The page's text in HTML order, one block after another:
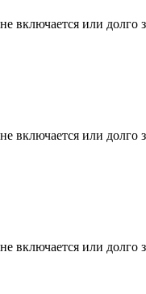
включается или долго
включается или долго
включается или долго